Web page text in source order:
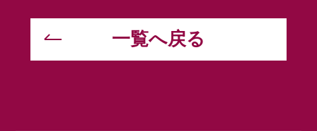
一覧へ戻る